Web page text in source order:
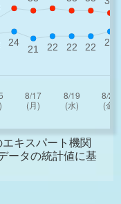
キスパート機関
ータの統計値に基